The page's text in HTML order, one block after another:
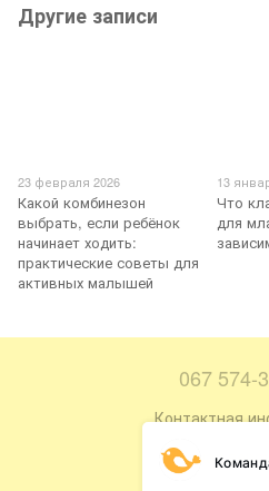
Другие записи
23 февраля 2026
Какой комбинезон
выбрать, если ребёнок
начинает ходить:
практические советы для
активных малышей
13
Что
для
067 574-
Контактная
Полная